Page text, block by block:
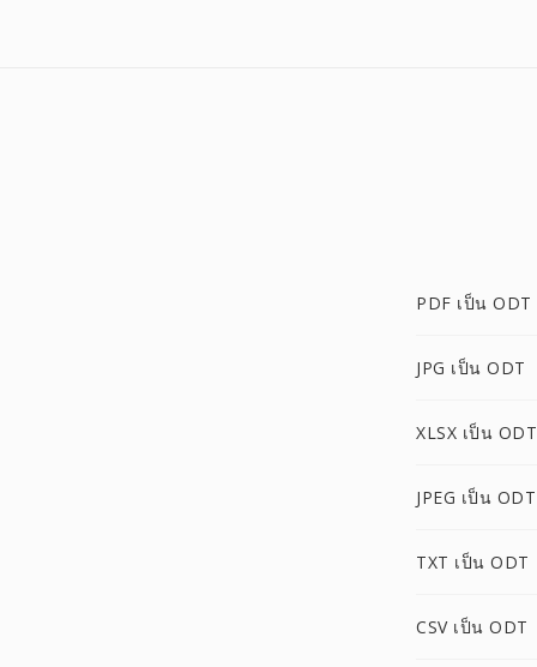
PDF เป็น ODT
JPG เป็น ODT
XLSX เป็น ODT
JPEG เป็น ODT
TXT เป็น ODT
CSV เป็น ODT